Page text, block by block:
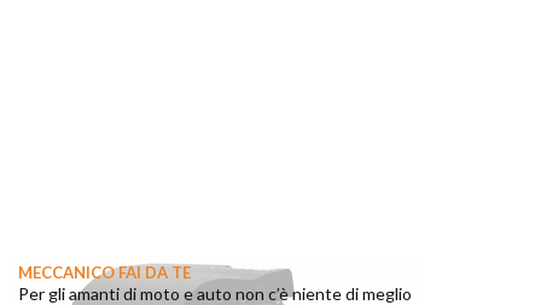
MECCANICO FAI DA TE
Per gli amanti di moto e auto non c’è niente di meglio